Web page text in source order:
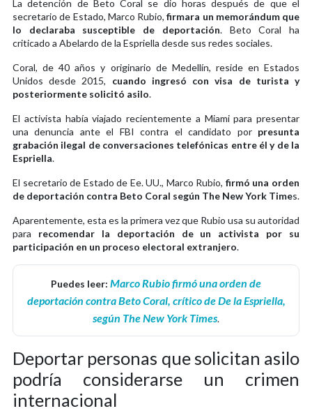
La detención de Beto Coral se dio horas después de que el
secretario de Estado, Marco Rubio,firmara un memorándum que
lo declaraba susceptible de deportación. Beto Coral ha
criticado a Abelardo de la Espriella desde sus redes sociales.
Coral, de 40 años y originario de Medellín, reside en Estados
Unidos desde 2015, cuando ingresó con visa de turista y
posteriormente solicitó asilo.
El activista había viajado recientemente a Miami para presentar
una denuncia ante el FBI contra el candidato por presunta
grabación ilegal de conversaciones telefónicas entre él y de la
Espriella.
El secretario de Estado de Ee. UU., Marco Rubio, firmó una orden
de deportación contra Beto Coral según The New York Times.
Aparentemente, esta es la primera vez que Rubio usa su autoridad
para recomendar la deportación de un activista por su
participación en un proceso electoral extranjero.
Puedes leer: Marco Rubio firmó una orden de
deportación contra Beto Coral, crítico de De la Espriella,
según The New York Times.
Deportar personas que solicitan asilo
podría considerarse un crimen
internacional